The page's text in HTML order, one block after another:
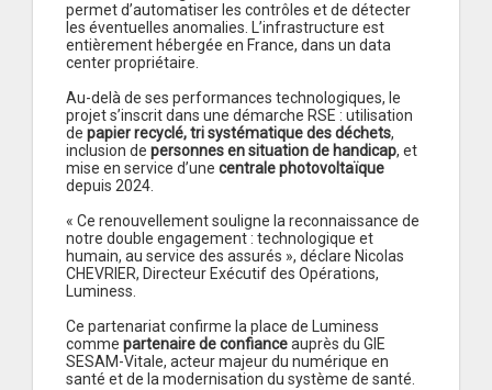
permet d’automatiser les contrôles et de détecter
les éventuelles anomalies. L’infrastructure est
entièrement hébergée en France, dans un data
center propriétaire.
Au-delà de ses performances technologiques, le
projet s’inscrit dans une démarche RSE : utilisation
de papier recyclé, tri systématique des déchets,
inclusion de personnes en situation de handicap, et
mise en service d’une centrale photovoltaïque
depuis 2024.
« Ce renouvellement souligne la reconnaissance de
notre double engagement : technologique et
humain, au service des assurés », déclare Nicolas
CHEVRIER, Directeur Exécutif des Opérations,
Luminess.
Ce partenariat confirme la place de Luminess
comme partenaire de confianceauprès du GIE
SESAM-Vitale, acteur majeur du numérique en
santé et de la modernisation du système de santé.